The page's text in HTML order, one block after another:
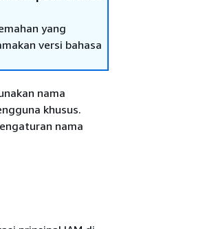
yang
versi bahasa
nama
khusus.
nama